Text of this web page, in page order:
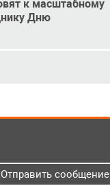
к масштабному
Дню
Отправить сообщение